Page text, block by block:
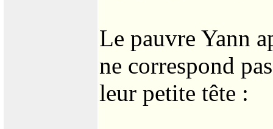
Le pauvre Yann
ne correspond
leur petite tête :